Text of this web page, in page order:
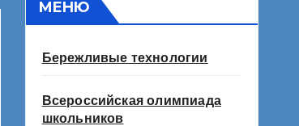
МЕНЮ
Бережливые технологии
Всероссийская олимпиада
школьников